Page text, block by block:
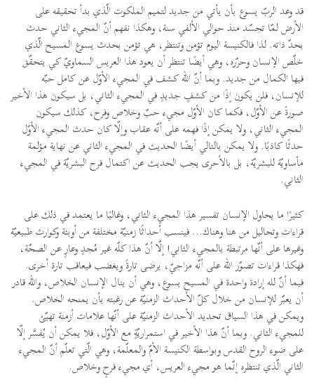
قد وعد الربّ يسوع بأن يأتي من جديد لتميم الملكوت الّذي بدأ تحقيقه على
الأرض لمّا تجسّد منذ حوالي الألفي سنة، وهكذا نفهم أنّ المجيء الثاني حدث
بحدّ ذاته. لذا فالكنيسة اليوم تؤمن وتنتظر، هي تؤمن بحدث يسوع المسيح الّذي
خلّص الإنسان وحرّره، وهي أيضًا تنتظر أن يعود هذا العريس السماويّ كي يتحقّق
فيها الكمال من جديد. وبما أنّ الله كشف في المجيء الأوّل عن كامل حبّه
للإنسان، فلن يكون إذًا من كشفٍ جديدٍ في المجيء الثاني، بل سيكون هذا الأخير
صورةً عن الأوّل، فكما كان الأوّل مجيء حبّ وخلاص وفرح، كذلك سيكون
المجيء الثاني، ولا يمكن إذًا فهمه على أنّه عقاب وإلّا كان حدث المجيء الأوّل
حدثًا كاذبًا. ولا يمكن بالتالي أيضًا الحديث في المجيء الثاني عن نهاية مؤلمة
مأساويّة للبشريّة، بل بالأحرى يجب الحديث عن اكتمال فرح البشريّة في المجيء
الثاني.
كثيرًا ما يحاول الإنسان تفسير هذا المجيء الثاني، وغالبًا ما يعتمد في ذلك على
قراءات وتحاليل من هنا وهناك... فينسب أحداثًا زمنيّة مختلفة من أوبئة وكوارث طبيعيّة
وغيرها على أنّها مرتبطة بالمجيء الثاني! إلّا أنّ هذا كلّه غير مُجدٍ وعارٍ عن الصحّة،
فهكذا قراءات تصوّر الله على أنّه مزاجيّ، يرضى تارةً ويغضب فيعاقب تارة أخرى.
فيما أنّ لله إرادة واحدة في المسيح يسوع، وهي أن ينال الإنسان الخلاص، والله قادر
أن يعبّر للإنسان من خلال كلّ الأحداث الزمنيّة عن رغبته بأن يمنحه الخلاص.
ويمكن في هذا السياق تحديد الأحداث الزمنيّة على أنّها علامات أزمنة تهيّئ
للمجيء الثاني. وبما أنّ هذا الأخير في استمراريّةٍ مع الأوّل، فلا يمكن أن يُفسَّر إلّا
على ضوء الروح القدس وبواسطة الكنيسة الأمّ والمعلّمة، وهي الّتي تعلّم أنّ المجيء
الثاني الّذي تنتظره إنّما هو مجيء العريس، أي مجيء فرحٍ وخلاص.